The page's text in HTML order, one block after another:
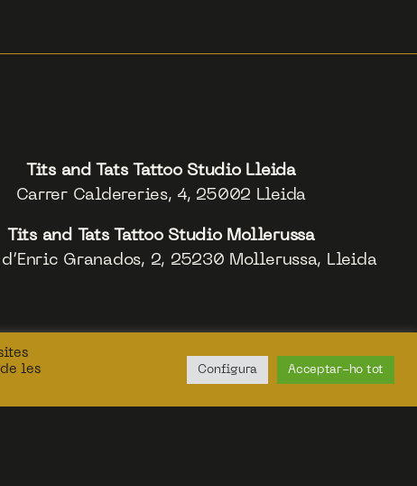
Tits and Tats Tattoo Studio Lleida
Carrer Caldereries, 4, 25002 Lleida
Tits and Tats Tattoo Studio Mollerussa
Granados, 2, 25230 Mollerussa, Lleida
les
Configura Acceptar-ho tot